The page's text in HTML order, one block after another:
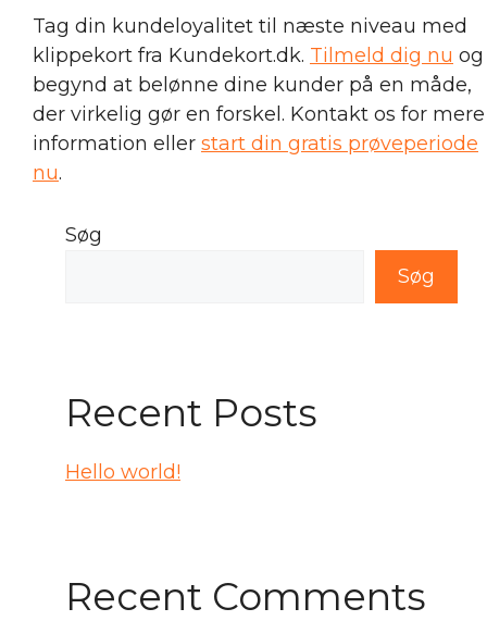
Tag din kundeloyalitet til næste niveau med
klippekort fra Kundekort.dk. Tilmeld dig nu og
begynd at belønne dine kunder på en måde,
der virkelig gør en forskel. Kontakt os for mere
information eller start din gratis prøveperiode
nu.
Søg
Søg
Recent Posts
Hello world!
Recent Comments